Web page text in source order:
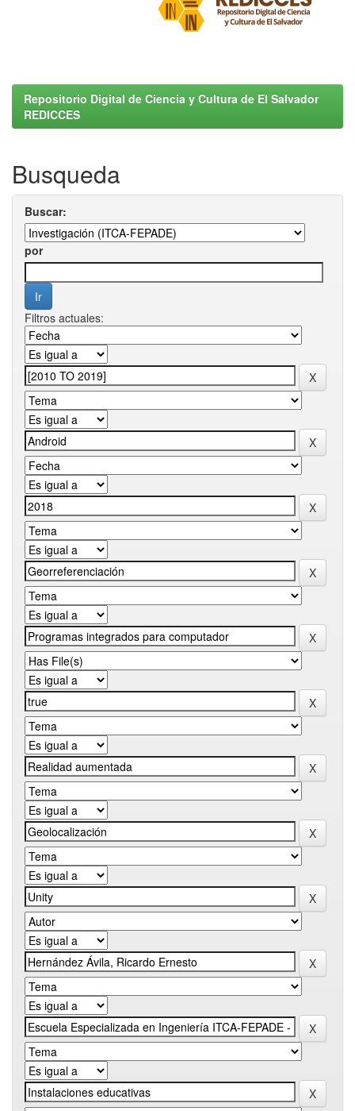
Repositorio Digital de Ciencia y Cultura de El Salvador
REDICCES
Busqueda
Buscar:
por
Filtros actuales: